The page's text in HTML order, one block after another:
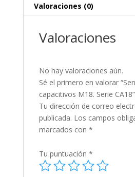
Valoraciones (0)
Valoraciones
No hay valoraciones aún.
Sé el primero en valorar
capacitivos M18. Serie CA18”
Tu dirección de correo
publicada. Los campos
marcados con *
Tu puntuación *